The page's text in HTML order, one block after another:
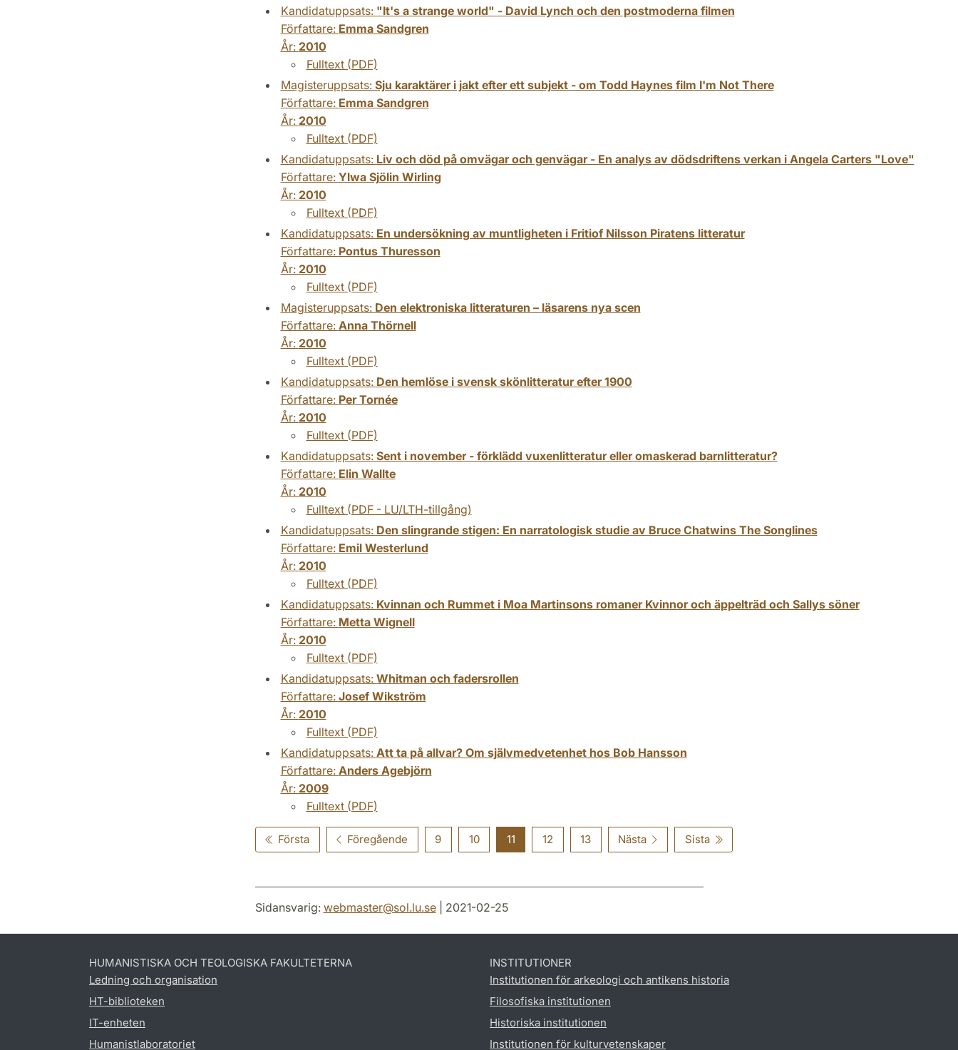
Kandidatuppsats: "It's a strange world" - David Lynch och den postmoderna filmen
Författare: Emma Sandgren
År: 2010
Fulltext (PDF)
Magisteruppsats: Sju karaktärer i jakt efter ett subjekt - om Todd Haynes film I'm Not There
Författare: Emma Sandgren
År: 2010
Fulltext (PDF)
Kandidatuppsats: Liv och död på omvägar och genvägar - En analys av dödsdriftens verkan i Angela Carters "Love"
Författare: Ylwa Sjölin Wirling
År: 2010
Fulltext (PDF)
Kandidatuppsats: En undersökning av muntligheten i Fritiof Nilsson Piratens litteratur
Författare: Pontus Thuresson
År: 2010
Fulltext (PDF)
Magisteruppsats: Den elektroniska litteraturen – läsarens nya scen
Författare: Anna Thörnell
År: 2010
Fulltext (PDF)
Kandidatuppsats: Den hemlöse i svensk skönlitteratur efter 1900
Författare: Per Tornée
År: 2010
Fulltext (PDF)
Kandidatuppsats: Sent i november - förklädd vuxenlitteratur eller omaskerad barnlitteratur?
Författare: Elin Wallte
År: 2010
Fulltext (PDF - LU/LTH-tillgång)
Kandidatuppsats: Den slingrande stigen: En narratologisk studie av Bruce Chatwins The Songlines
Författare: Emil Westerlund
År: 2010
Fulltext (PDF)
Kandidatuppsats: Kvinnan och Rummet i Moa Martinsons romaner Kvinnor och äppelträd och Sallys söner
Författare: Metta Wignell
År: 2010
Fulltext (PDF)
Kandidatuppsats: Whitman och fadersrollen
Författare: Josef Wikström
År: 2010
Fulltext (PDF)
Kandidatuppsats: Att ta på allvar? Om självmedvetenhet hos Bob Hansson
Författare: Anders Agebjörn
År: 2009
Fulltext (PDF)
Första Föregående 9 10 11 12 13 Nästa Sista
Sidansvarig: webmaster@sol.lu.se| 2021-02-25
HUMANISTISKA OCH TEOLOGISKA FAKULTETERNA
Ledning och organisation
HT-biblioteken
IT-enheten
Humanistlaboratoriet
INSTITUTIONER
Institutionen för arkeologi och antikens historia
Filosofiska institutionen
Historiska institutionen
Institutionen för kulturvetenskaper